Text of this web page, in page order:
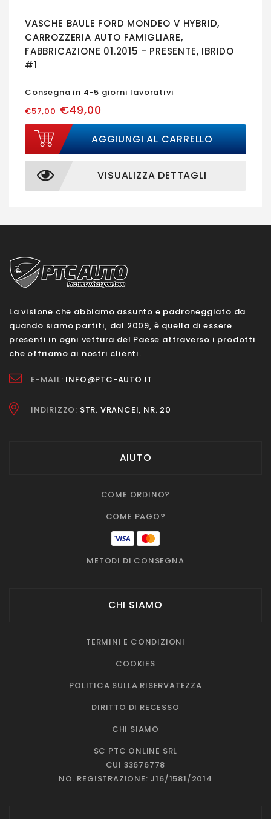
VASCHE BAULE FORD MONDEO V HYBRID,
CARROZZERIA AUTO FAMIGLIARE,
FABBRICAZIONE 01.2015 - PRESENTE, IBRIDO
#1
Consegna in 4-5 giorni lavorativi
€57,00€49,00
AGGIUNGI AL CARRELLO
VISUALIZZA DETTAGLI
La visione che abbiamo assunto e padroneggiato da
quando siamo partiti, dal 2009, è quella di essere
presenti in ogni vettura del Paese attraverso i prodotti
che offriamo ai nostri clienti.
E-MAIL: INFO@PTC-AUTO.IT
INDIRIZZO: STR. VRANCEI, NR. 20
AIUTO
COME ORDINO?
COME PAGO?
METODI DI CONSEGNA
CHI SIAMO
TERMINI E CONDIZIONI
COOKIES
POLITICA SULLA RISERVATEZZA
DIRITTO DI RECESSO
CHI SIAMO
SC PTC ONLINE SRL
CUI 33676778
NO. REGISTRAZIONE: J16/1581/2014